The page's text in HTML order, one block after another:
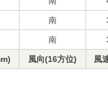
南
南
風向(16方位) 風